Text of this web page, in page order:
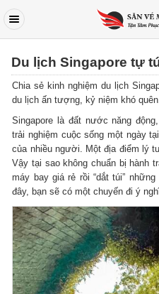
Du lịch Singapore tự
Chia sẻ kinh nghiệm du lịch
du lịch ấn tượng, kỷ niệm khó
Singapore là đất nước năng
trải nghiệm cuộc sống một ngày
của nhiều người. Một địa điểm lý
Vậy tại sao không chuẩn bị hành
máy bay giá rẻ rồi “dắt túi”
đây, bạn sẽ có một chuyến đi ý